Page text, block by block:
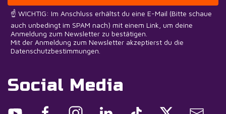
☝️ WICHTIG: Im Anschluss erhältst du eine E-Mail (Bitte schaue
auch unbedingt im SPAM nach) mit einem Link, um deine
Anmeldung zum Newsletter zu bestätigen.
Mit der Anmeldung zum Newsletter akzeptierst du die
Datenschutzbestimmungen.
Social Media